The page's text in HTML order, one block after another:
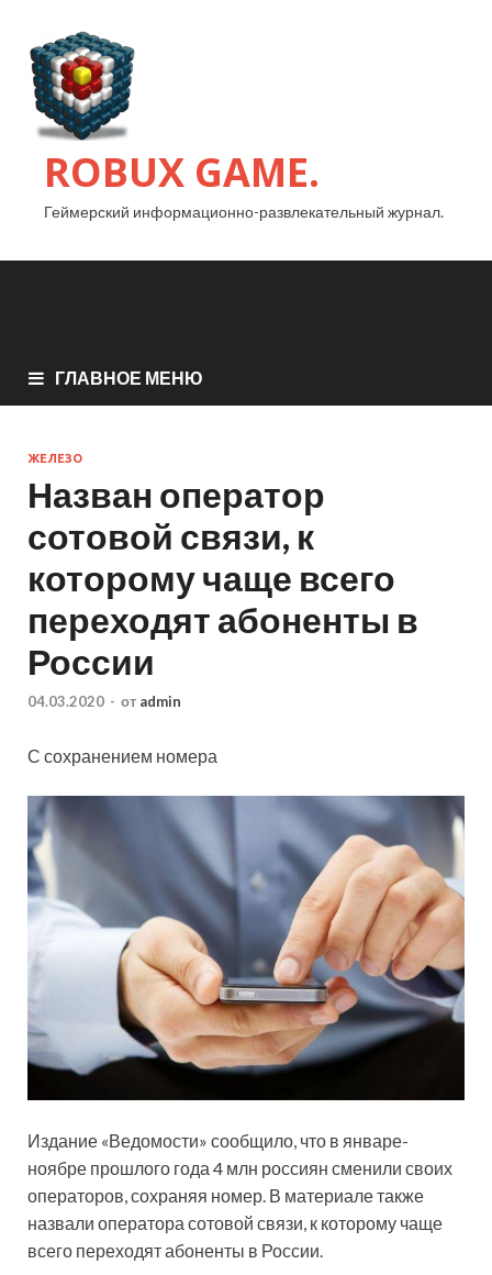
ROBUX GAME.
Геймерский информационно-развлекательный журнал.
ГЛАВНОЕ МЕНЮ
ЖЕЛЕЗО
Назван оператор
сотовой связи, к
которому чаще всего
переходят абоненты в
России
04.03.2020 - от admin
С сохранением номера
Издание «Ведомости» сообщило, что в январе-
ноябре прошлого года 4 млн россиян сменили своих
операторов, сохраняя номер. В материале также
назвали оператора сотовой связи, к которому чаще
всего переходят абоненты в России.